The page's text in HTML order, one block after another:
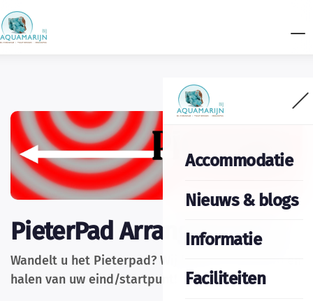
Accommodatie
Nieuws & blogs
Informatie
Faciliteiten
PieterPad Arrangementen
Wandelt u het Pieterpad? Wij kunnen u brengen en
halen van uw eind/startpunt!